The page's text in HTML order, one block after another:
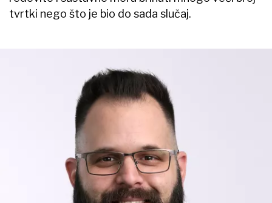
tvrtki nego što je bio do sada slučaj.